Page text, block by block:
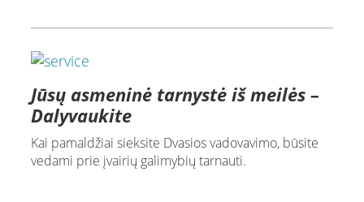
Jūsų asmeninė tarnystė iš meilės –
Dalyvaukite
Kai pamaldžiai sieksite Dvasios vadovavimo, būsite
vedami prie įvairių galimybių tarnauti.